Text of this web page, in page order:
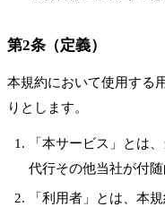
第2条（定義）
本規約において使用する
りとします。
「本サービス」とは
代行その他当社が付
「利用者」とは、本